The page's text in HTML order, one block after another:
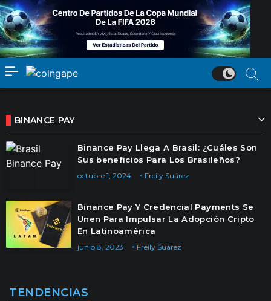
BINANCE PAY
Binance Pay Llega A Brasil: ¿Cuáles Son
Sus beneficios Para Los Brasileños?
Freily Suárez
octubre 1, 2024
Binance Pay Y Credencial Payments Se
Unen Para Impulsar La Adopción Cripto
En Latinoamérica
Freily Suárez
junio 8, 2023
TENDENCIAS